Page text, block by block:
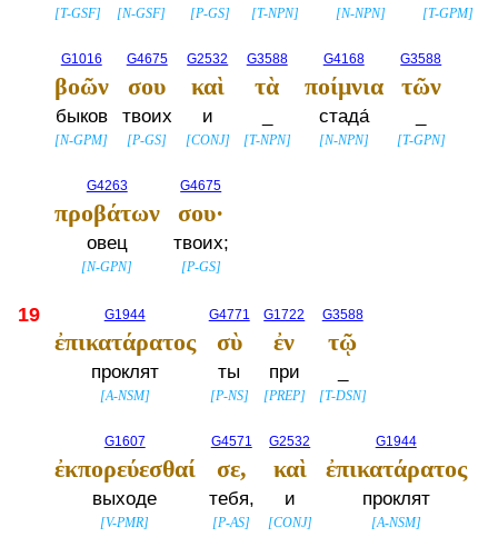
[T-GSF] [N-GSF] [P-GS] [T-NPN] [N-NPN] [T-GPM]
G1016
βοῶν
быков
[N-GPM]
G4675
σου
твоих
[P-GS]
G2532
καὶ
и
[CONJ]
G3588
τὰ
[T-NPN]
G4168
ποίμνια
стада́
[N-NPN]
G3588
τῶν
[T-GPN]
G4263
προβάτων
овец
[N-GPN]
G4675
σου·
твоих;
[P-GS]
19 G1944
ἐπικατάρατος
проклят
[A-NSM]
G4771
σὺ
ты
[P-NS]
G1722
ἐν
при
[PREP]
G3588
τῷ
[T-DSN]
G1607
ἐκπορεύεσθαί
выходе
[V-PMR]
G4571
σε,
тебя,
[P-AS]
G2532
καὶ
и
[CONJ]
G1944
ἐπικατάρατος
проклят
[A-NSM]